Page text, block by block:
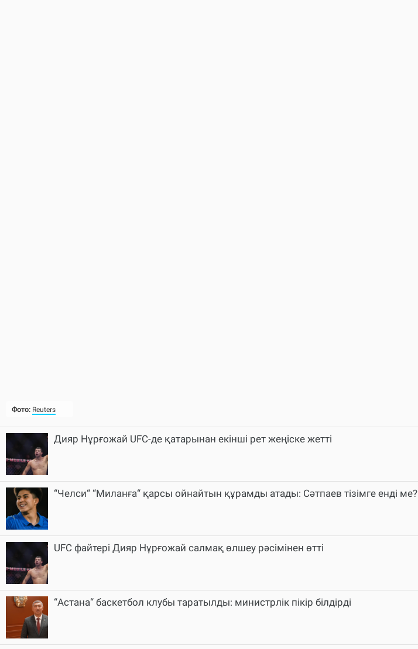
Фото: Reuters
Дияр Нұрғожай UFC-де қатарынан екінші рет жеңіске жетті
“Челси“ “Миланға“ қарсы ойнайтын құрамды атады: Сәтпаев тізімге енді ме?
UFC файтері Дияр Нұрғожай салмақ өлшеу рәсімінен өтті
“Астана“ баскетбол клубы таратылды: министрлік пікір білдірді